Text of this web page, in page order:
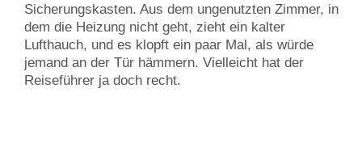
Sicherungskasten. Aus dem ungenutzten Zimmer, in
dem die Heizung nicht geht, zieht ein kalter
Lufthauch, und es klopft ein paar Mal, als würde
jemand an der Tür hämmern. Vielleicht hat der
Reiseführer ja doch recht.